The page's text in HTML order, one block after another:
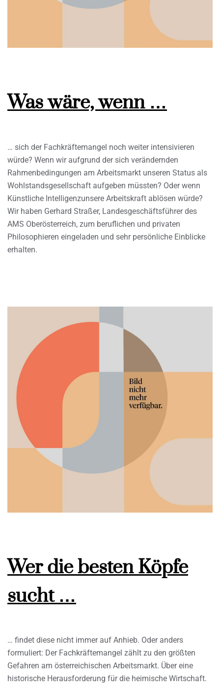
Was wäre, wenn …
… sich der Fachkräftemangel noch weiter intensivieren
würde? Wenn wir aufgrund der sich verändernden
Rahmenbedingungen am Arbeitsmarkt unseren Status als
Wohlstandsgesellschaft aufgeben müssten? Oder wenn
Künstliche Intelligenzunsere Arbeitskraft ablösen würde?
Wir haben Gerhard Straßer, Landesgeschäftsführer des
AMS Oberösterreich, zum beruflichen und privaten
Philosophieren eingeladen und sehr persönliche Einblicke
erhalten.
Wer die besten Köpfe
sucht …
… findet diese nicht immer auf Anhieb. Oder anders
formuliert: Der Fachkräftemangel zählt zu den größten
Gefahren am österreichischen Arbeitsmarkt. Über eine
historische Herausforderung für die heimische Wirtschaft.